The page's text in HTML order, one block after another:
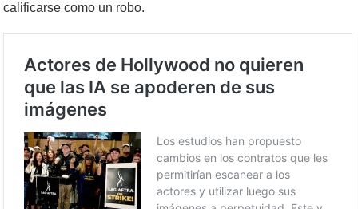
calificarse como un robo.